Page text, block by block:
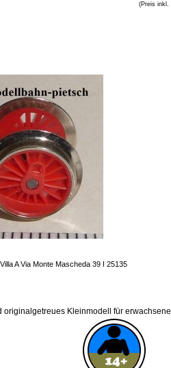
(Preis inkl.
A Via Monte Mascheda 39 I 25135
originalgetreues Kleinmodell für